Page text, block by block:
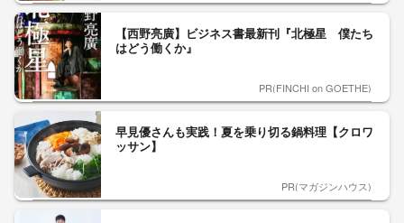
【西野亮廣】ビジネス書最新刊『北極星 僕たち
はどう働くか』
PR(FINCHI on GOETHE)
早見優さんも実践！夏を乗り切る鍋料理【クロワ
ッサン】
PR(マガジンハウス)